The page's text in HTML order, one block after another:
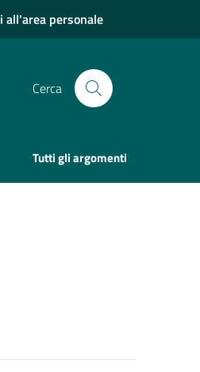
all'area personale
Cerca
Tutti gli argomenti